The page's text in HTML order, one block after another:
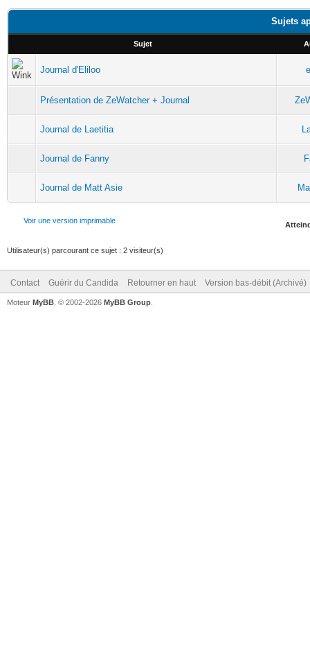
Sujets
Sujet
Journal d'Eliloo
Présentation de ZeWatcher + Journal
Journal de Laetitia
Journal de Fanny
Journal de Matt Asie
Voir une version imprimable
Utilisateur(s) parcourant ce sujet : 2 visiteur(s)
Contact Guérir du Candida Retourner en haut Version bas-débit (Archivé)
Moteur MyBB , © 2002-2026 MyBB Group